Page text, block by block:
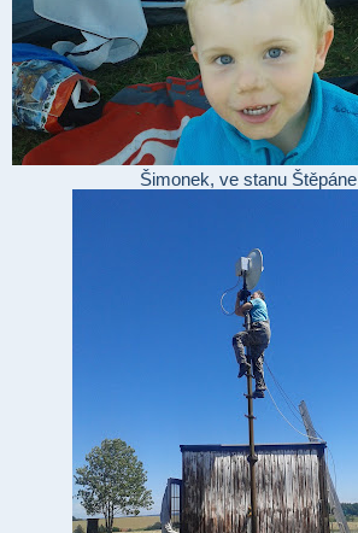
Šimonek, ve stanu